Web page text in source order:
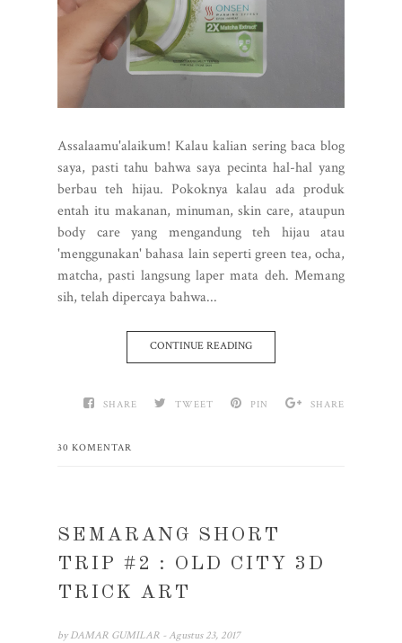
Assalaamu'alaikum! Kalau kalian sering baca blog
saya, pasti tahu bahwa saya pecinta hal-hal yang
berbau teh hijau. Pokoknya kalau ada produk
entah itu makanan, minuman, skin care, ataupun
body care yang mengandung teh hijau atau
'menggunakan' bahasa lain seperti green tea, ocha,
matcha, pasti langsung laper mata deh. Memang
sih, telah dipercaya bahwa...
CONTINUE READING
SHARE TWEET PIN SHARE
30 KOMENTAR
SEMARANG SHORT
TRIP #2 : OLD CITY 3D
TRICK ART
by DAMAR GUMILAR - Agustus 23, 2017